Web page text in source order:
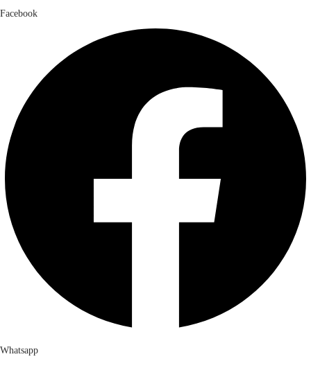
Facebook
Whatsapp